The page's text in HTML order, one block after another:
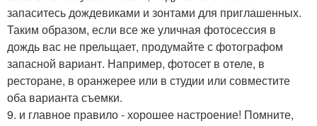
запаситесь дождевиками и зонтами для приглашенных.
Таким образом, если все же уличная фотосессия в
дождь вас не прельщает, продумайте с фотографом
запасной вариант. Например, фотосет в отеле, в
ресторане, в оранжерее или в студии или совместите
оба варианта съемки.
9. и главное правило - хорошее настроение! Помните,